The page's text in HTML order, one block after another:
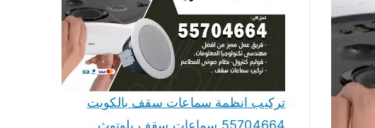
تركيب انظمة سماعات سقف بالكويت